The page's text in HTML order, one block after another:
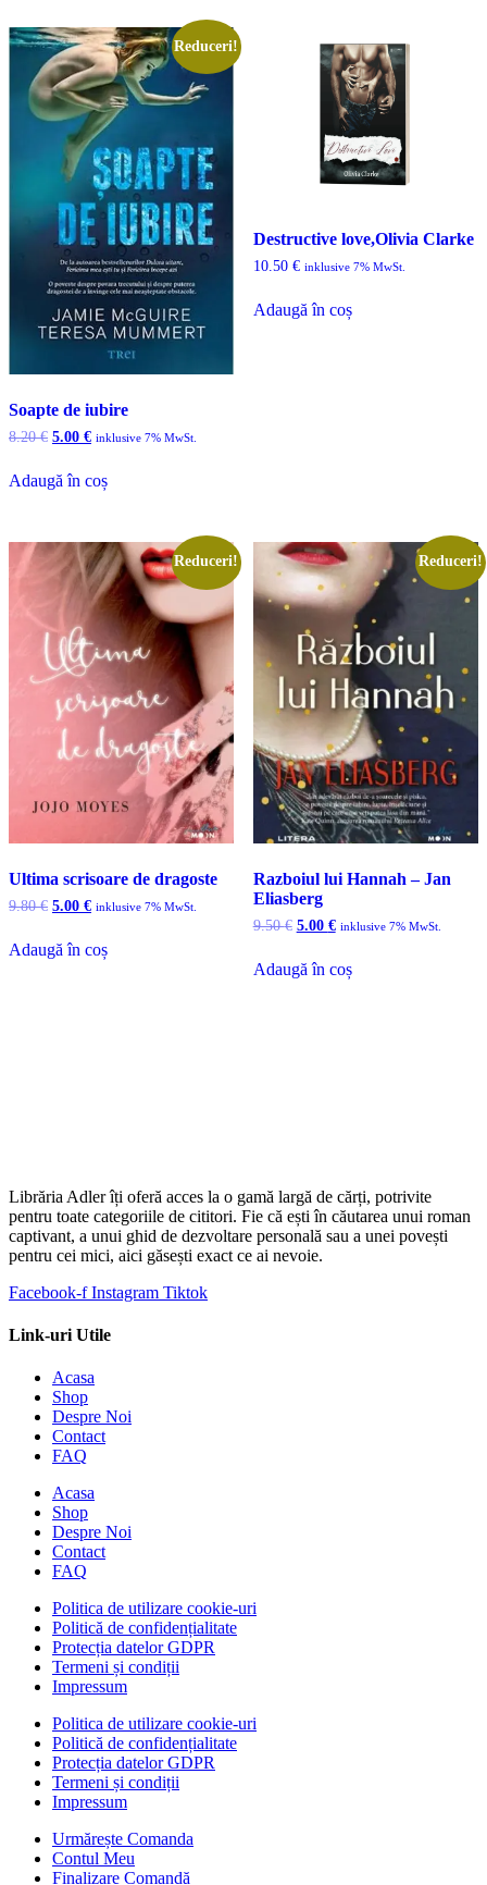
Reduceri!
Soapte de iubire
8.20€ Prețul
fost:
5.00 €Prețul
5.00 €.
inklusive 7% MwSt.
Adaugă în coș
Destructive love,Olivia Clarke
10.50 € inklusive 7% MwSt.
Adaugă în coș
Reduceri!
Ultima scrisoare de dragoste
9.80€ Prețul
fost:
5.00 €Prețul
5.00 €.
inklusive 7% MwSt.
Adaugă în coș
Reduceri!
Razboiul lui Hannah – Jan
Eliasberg
9.50€ Prețul
fost:
5.00 €Prețul
5.00 €.
inklusive 7% MwSt.
Adaugă în coș
Librăria Adler îți oferă acces la o gamă largă de cărți, potrivite
pentru toate categoriile de cititori. Fie că ești în căutarea unui roman
captivant, a unui ghid de dezvoltare personală sau a unei povești
pentru cei mici, aici găsești exact ce ai nevoie.
Facebook-f Instagram Tiktok
Link-uri Utile
Acasa
Shop
Despre Noi
Contact
FAQ
Acasa
Shop
Despre Noi
Contact
FAQ
Politica de utilizare cookie-uri
Politică de confidențialitate
Protecția datelor GDPR
Termeni și condiții
Impressum
Politica de utilizare cookie-uri
Politică de confidențialitate
Protecția datelor GDPR
Termeni și condiții
Impressum
Urmărește Comanda
Contul Meu
Finalizare Comandă